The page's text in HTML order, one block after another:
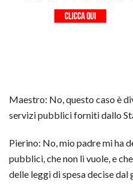
Maestro: No, questo caso è
servizi pubblici forniti dallo
Pierino: No, mio padre mi ha
pubblici, che non li vuole, e
delle leggi di spesa decise dal